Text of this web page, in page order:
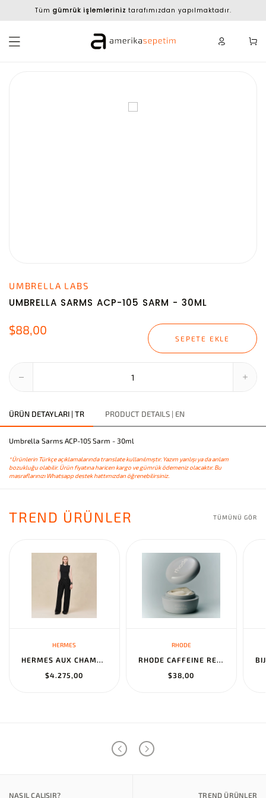
Tüm gümrük işlemleriniz tarafımızdan yapılmaktadır.
UMBRELLA LABS
UMBRELLA SARMS ACP-105 SARM - 30ML
$88,00
SEPETE EKLE
ÜRÜN DETAYLARI | TR PRODUCT DETAILS | EN
Umbrella Sarms ACP-105 Sarm - 30ml
*Ürünlerin Türkçe açıklamalarında translate kullanılmıştır. Yazım yanlışı ya da anlam
bozukluğu olabilir. Ürün fiyatına haricen kargo ve gümrük ödemeniz olacaktır. Bu
masraflarınızı Whatsapp destek hattımızdan öğrenebilirsiniz.
TREND ÜRÜNLER TÜMÜNÜ GÖR
HERMES
HERMES AUX CHAMPS EN FLEURS" PANTS NOIR
$4.275,00
RHODE
RHODE CAFFEINE RESET SCULPTING CREAM MASK
$38,00
NASIL ÇALIŞIR? TREND ÜRÜNLER